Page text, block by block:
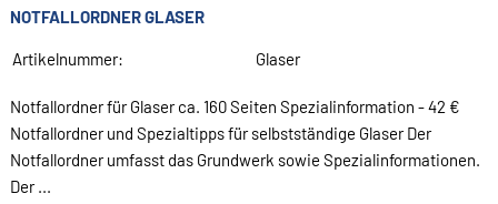
NOTFALLORDNER GLASER
Artikelnummer: Glaser
Notfallordner für Glaser ca. 160 Seiten Spezialinformation - 42 €
Notfallordner und Spezialtipps für selbstständige Glaser Der
Notfallordner umfasst das Grundwerk sowie Spezialinformationen.
Der ...